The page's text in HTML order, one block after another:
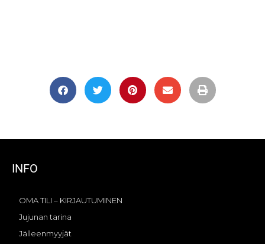
INFO
OMA TILI – KIRJAUTUMINEN
Jujunan tarina
Jälleenmyyjät